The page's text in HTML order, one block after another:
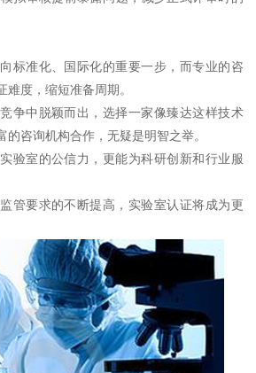
标准化、国际化的重要一步，而专业的咨
度，缩短准备周期。
争中脱颖而出，选择一家像臻达这样技术
的咨询机构合作，无疑是明智之举。
验室的公信力，更能为科研创新和行业服
管要求的不断提高，实验室认证将成为更